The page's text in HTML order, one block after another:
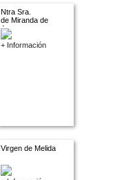
Ntra Sra.
de Miranda de
Arga
+ Información
Virgen de Melida